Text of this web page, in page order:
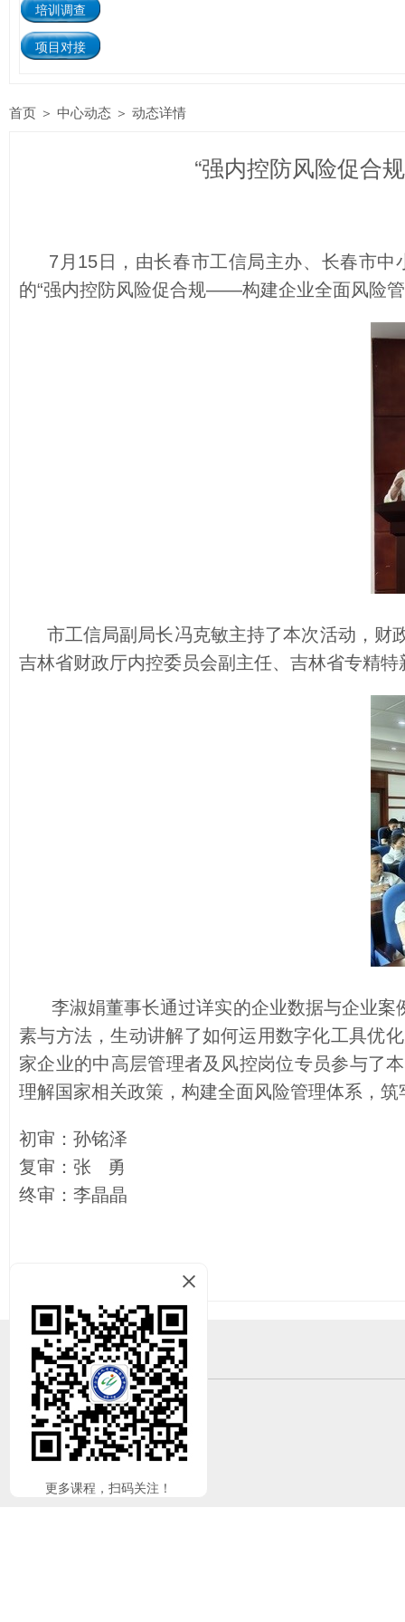
培训调查
项目对接
首页 ＞ 中心动态 ＞ 动态详情
“强内控防风险促合
7月15日，由长春市工信局主办、长春市中
的“强内控防风险促合规——构建企业全面风险
市工信局副局长冯克敏主持了本次活动，财
吉林省财政厅内控委员会副主任、吉林省专精
李淑娟董事长通过详实的企业数据与企业案
素与方法，生动讲解了如何运用数字化工具优
家企业的中高层管理者及风控岗位专员参与了
理解国家相关政策，构建全面风险管理体系，
初审：孙铭泽
复审：张 勇
终审：李晶晶
友情链接
工信部
工信厅 工信局
更多课程，扫码关注！